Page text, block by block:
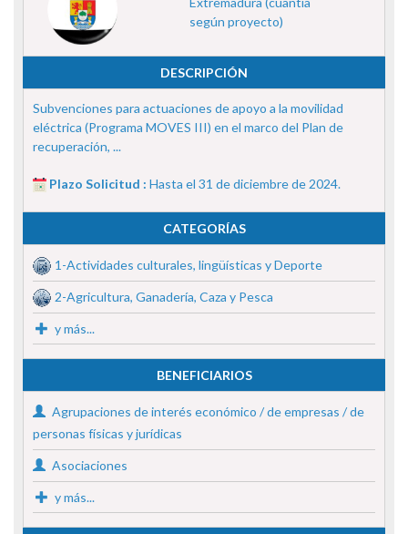
según proyecto)
DESCRIPCIÓN
Subvenciones para actuaciones de apoyo a la movilidad
eléctrica (Programa MOVES III) en el marco del Plan de
recuperación, ...
Plazo Solicitud : Hasta el 31 de diciembre de 2024.
CATEGORÍAS
1-Actividades culturales, lingüísticas y Deporte
2-Agricultura, Ganadería, Caza y Pesca
y más...
BENEFICIARIOS
Agrupaciones de interés económico / de empresas / de
personas físicas y jurídicas
Asociaciones
y más...